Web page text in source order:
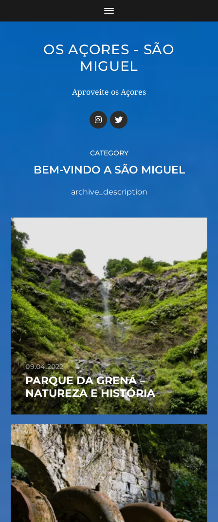
OS AÇORES - SÃO
MIGUEL
Aproveite os Açores
CATEGORY
BEM-VINDO A SÃO MIGUEL
archive_description
09.04.2022
PARQUE DA GRENÁ –
NATUREZA E HISTÓRIA